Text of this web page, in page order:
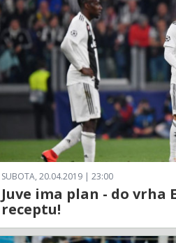
SUBOTA, 20.04.2019 | 23:00
Juve ima plan - do vrha
receptu!